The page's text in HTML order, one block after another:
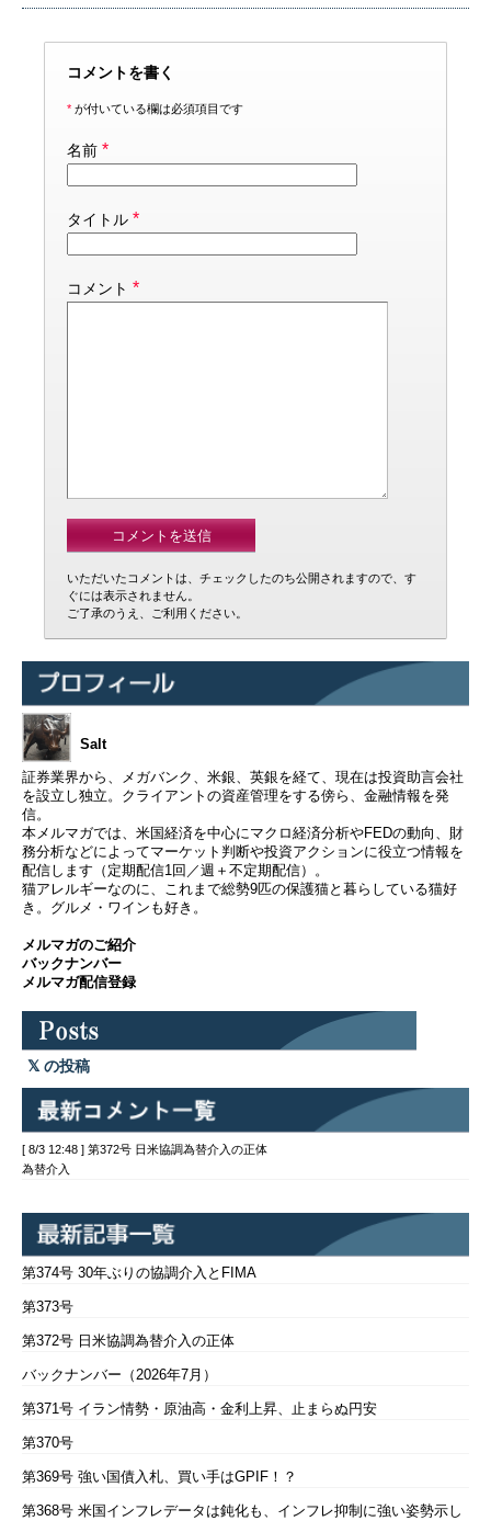
コメントを書く
* が付いている欄は必須項目です
名前 *
タイトル *
コメント *
いただいたコメントは、チェックしたのち公開されますので、す
ぐには表示されません。
ご了承のうえ、ご利用ください。
Salt
証券業界から、メガバンク、米銀、英銀を経て、現在は投資助言会社
を設立し独立。クライアントの資産管理をする傍ら、金融情報を発
信。
本メルマガでは、米国経済を中心にマクロ経済分析やFEDの動向、財
務分析などによってマーケット判断や投資アクションに役立つ情報を
配信します（定期配信1回／週＋不定期配信）。
猫アレルギーなのに、これまで総勢9匹の保護猫と暮らしている猫好
き。グルメ・ワインも好き。
メルマガのご紹介
バックナンバー
メルマガ配信登録
の投稿
[ 8/3 12:48 ] 第372号 日米協調為替介入の正体
為替介入
第374号 30年ぶりの協調介入とFIMA
第373号
第372号 日米協調為替介入の正体
バックナンバー（2026年7月）
第371号 イラン情勢・原油高・金利上昇、止まらぬ円安
第370号
第369号 強い国債入札、買い手はGPIF！？
第368号 米国インフレデータは鈍化も、インフレ抑制に強い姿勢示し